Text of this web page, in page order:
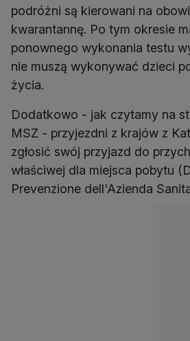
podróżni są kierowani na
kwarantannę. Po tym okresie
ponownego wykonania testu
nie muszą wykonywać dzieci
Dodatkowo - jak czytamy na
MSZ - przyjezdni z krajów z
zgłosić swój przyjazd do
właściwej dla miejsca pobytu
Prevenzione dell'Azienda